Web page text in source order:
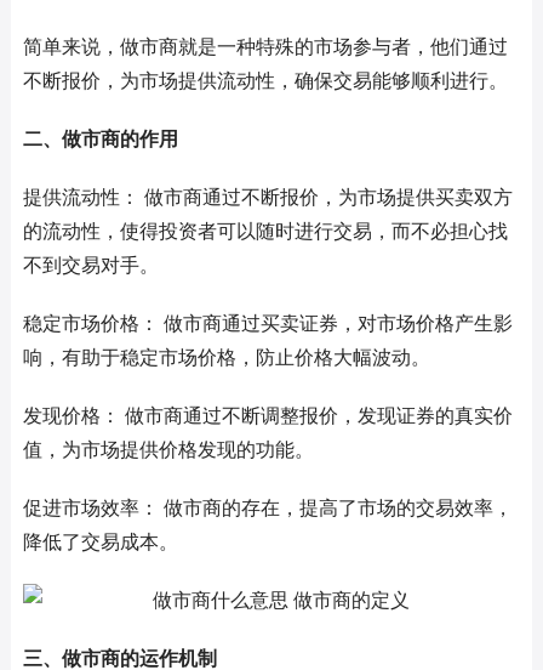
简单来说，做市商就是一种特殊的市场参与者，他们通过
不断报价，为市场提供流动性，确保交易能够顺利进行。
二、做市商的作用
提供流动性： 做市商通过不断报价，为市场提供买卖双方
的流动性，使得投资者可以随时进行交易，而不必担心找
不到交易对手。
稳定市场价格： 做市商通过买卖证券，对市场价格产生影
响，有助于稳定市场价格，防止价格大幅波动。
发现价格： 做市商通过不断调整报价，发现证券的真实价
值，为市场提供价格发现的功能。
促进市场效率： 做市商的存在，提高了市场的交易效率，
降低了交易成本。
三、做市商的运作机制